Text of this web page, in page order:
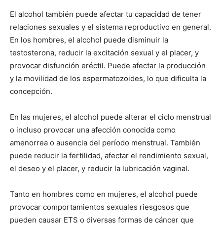
El alcohol también puede afectar tu capacidad de tener
relaciones sexuales y el sistema reproductivo en general.
En los hombres, el alcohol puede disminuir la
testosterona, reducir la excitación sexual y el placer, y
provocar disfunción eréctil. Puede afectar la producción
y la movilidad de los espermatozoides, lo que dificulta la
concepción.
En las mujeres, el alcohol puede alterar el ciclo menstrual
o incluso provocar una afección conocida como
amenorrea o ausencia del período menstrual. También
puede reducir la fertilidad, afectar el rendimiento sexual,
el deseo y el placer, y reducir la lubricación vaginal.
Tanto en hombres como en mujeres, el alcohol puede
provocar comportamientos sexuales riesgosos que
pueden causar ETS o diversas formas de cáncer que